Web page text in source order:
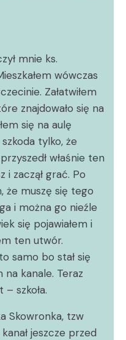
mnie ks.
wówczas
Załatwiłem
znajdowało się na
się na aulę
tylko, że
właśnie ten
i zaczął grać. Po
że muszę się tego
i można go nieźle
się pojawiałem i
ten utwór.
samo bo stał się
kanale. Teraz
szkoła.
Skowronka, tzw
kanał jeszcze przed